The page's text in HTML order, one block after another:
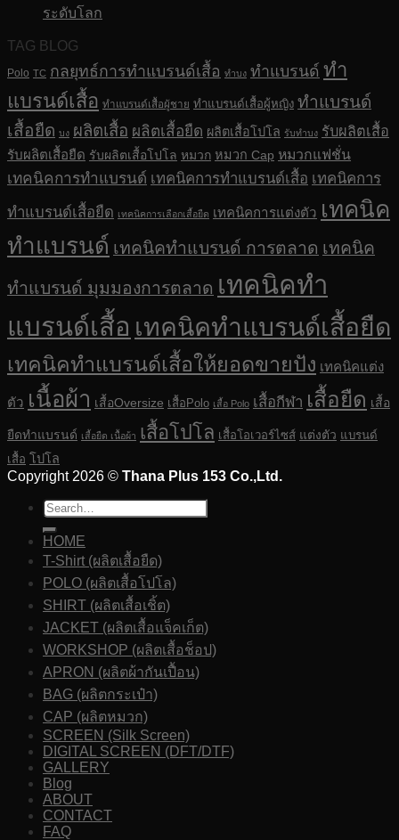
ระดับโลก
TAG BLOG
Polo TC กลยุทธ์การทำแบรนด์เสื้อ ทำบง ทำแบรนด์ ทำ
แบรนด์เสื้อ ทำแบรนด์เสื้อผู้ชาย ทำแบรนด์เสื้อผู้หญิง ทำแบรนด์
เสื้อยืด บง ผลิตเสื้อ ผลิตเสื้อยืด ผลิตเสื้อโปโล รับทำบง รับผลิตเสื้อ
รับผลิตเสื้อยืด รับผลิตเสื้อโปโล หมวก หมวก Cap หมวกแฟชั่น
เทคนิคการทำแบรนด์ เทคนิคการทำแบรนด์เสื้อ เทคนิคการ
ทำแบรนด์เสื้อยืด เทคนิคการเลือกเสื้อยืด เทคนิคการแต่งตัว เทคนิค
ทำแบรนด์ เทคนิคทำแบรนด์ การตลาด เทคนิค
ทำแบรนด์ มุมมองการตลาด เทคนิคทำ
แบรนด์เสื้อ เทคนิคทำแบรนด์เสื้อยืด
เทคนิคทำแบรนด์เสื้อให้ยอดขายปัง เทคนิคแต่ง
ตัว เนื้อผ้า เสื้อOversize เสื้อPolo เสื้อ Polo เสื้อกีฬา เสื้อยืด เสื้อ
ยืดทำแบรนด์ เสื้อยืด เนื้อผ้า เสื้อโปโล เสื้อโอเวอร์ไซส์ แต่งตัว แบรนด์
เสื้อ โปโล
Copyright 2026 © Thana Plus 153 Co.,Ltd.
HOME
T-Shirt (ผลิตเสื้อยืด)
POLO (ผลิตเสื้อโปโล)
SHIRT (ผลิตเสื้อเชิ้ต)
JACKET (ผลิตเสื้อแจ็คเก็ต)
WORKSHOP (ผลิตเสื้อช็อป)
APRON (ผลิตผ้ากันเปื้อน)
BAG (ผลิตกระเป๋า)
CAP (ผลิตหมวก)
SCREEN (Silk Screen)
DIGITAL SCREEN (DFT/DTF)
GALLERY
Blog
ABOUT
CONTACT
FAQ